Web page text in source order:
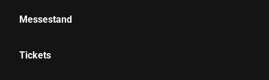
Messestand
Tickets